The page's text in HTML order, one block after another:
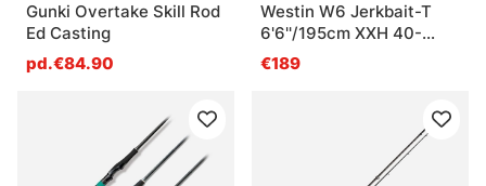
Gunki Overtake Skill Rod
Ed Casting
pd.€84.90
Westin W6 Jerkbait-T
6'6''/195cm XXH 40-
130g 1+1sec Casting
€189